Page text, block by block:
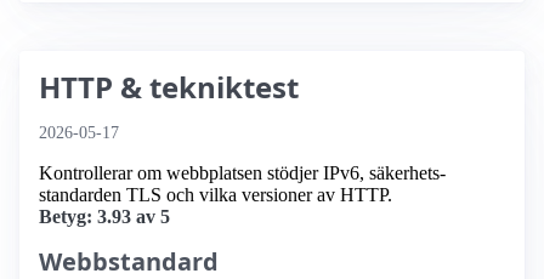
HTTP & tekniktest
2026-05-17
Kontrollerar om webbplatsen stödjer IPv6, säkerhets­
standarden TLS och vilka versioner av HTTP.
Betyg: 3.93 av 5
Webbstandard